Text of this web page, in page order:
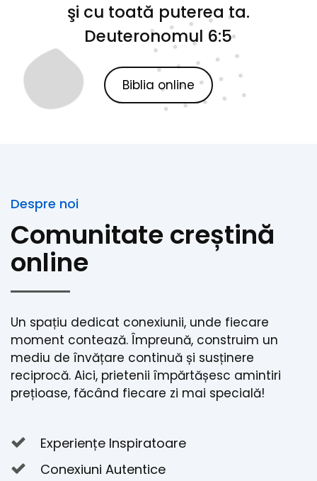
şi cu toată puterea ta.
Deuteronomul 6:5
Biblia online
Despre noi
Comunitate creștină
online
Un spațiu dedicat conexiunii, unde fiecare
moment contează. Împreună, construim un
mediu de învățare continuă și susținere
reciprocă. Aici, prietenii împărtășesc amintiri
prețioase, făcând fiecare zi mai specială!
Experiențe Inspiratoare
Conexiuni Autentice